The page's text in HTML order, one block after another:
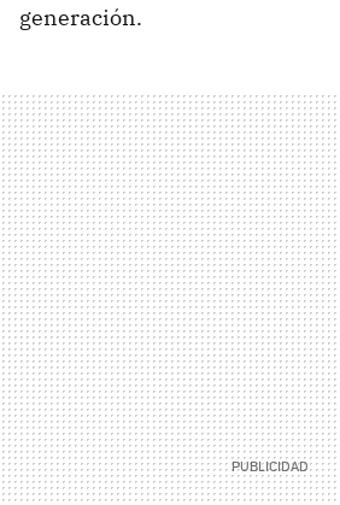
generación.